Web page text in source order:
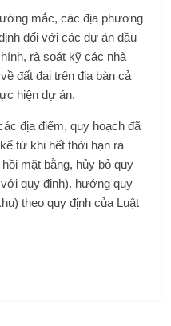
mắc, các địa phương
đối với các dự án đầu
rà soát kỹ các nhà
đất đai trên địa bàn cả
hiện dự án.
địa điểm, quy hoạch đã
từ khi hết thời hạn rà
mặt bằng, hủy bỏ quy
quy định). hướng quy
theo quy định của Luật